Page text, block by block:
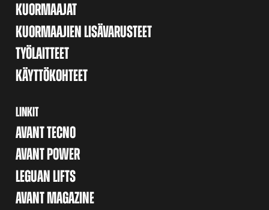
KUORMAAJAT
KUORMAAJIEN LISÄVARUSTEET
TYÖLAITTEET
KÄYTTÖKOHTEET
LINKIT
AVANT TECNO
AVANT POWER
LEGUAN LIFTS
AVANT MAGAZINE